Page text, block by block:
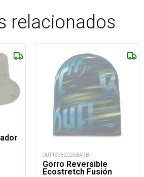
relacionados
OUT19682026BARB
Gorro Reversible
Ecostretch Fusión